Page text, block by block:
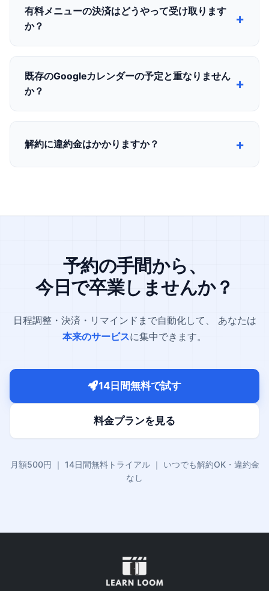
ージや確認メールで自動的にご案内されます。
有料メニューの決済はどうやって受け取ります
か？
金の手間がありません。無料メニューと有料メニューを使
い分けることもできます。
既存のGoogleカレンダーの予定と重なりません
か？
ァ時間を設けることもでき、ダブルブッキングを防げま
解約に違約金はかかりますか？
予約の手間から、
今日で卒業しませんか？
日程調整・決済・リマインドまで自動化して、
あなたは
本来のサービスに集中できます。
14日間無料で試す
料金プランを見る
月額500円 ｜ 14日間無料トライアル ｜ いつでも解約OK・違約金
なし